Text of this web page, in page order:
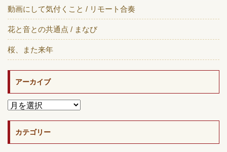
動画にして気付くこと / リモート合奏
花と音との共通点 / まなび
桜、また来年
アーカイブ
カテゴリー